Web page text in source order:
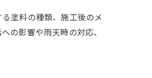
塗料の種類、施工後のメ
の影響や雨天時の対応、